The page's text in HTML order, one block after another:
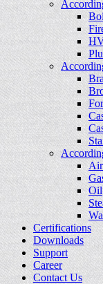
Air
Oil
Certifications
Downloads
Support
Career
Contact Us